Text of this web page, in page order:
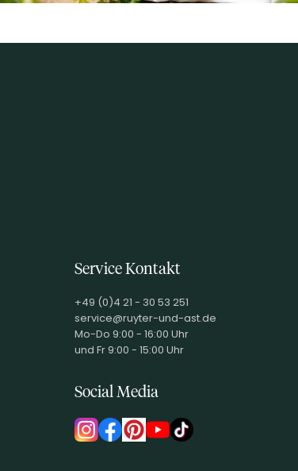
Service Kontakt
+49 (0)4 21 - 30 53 251
service@ruyter-und-ast.de
Mo-Do 9:00 - 16:00 Uhr
und Fr 9:00 - 15:00 Uhr
Social Media